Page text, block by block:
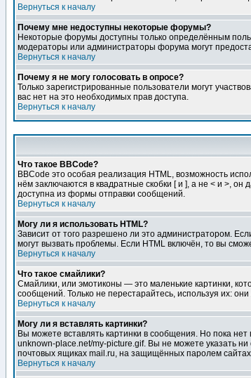
Вернуться к началу
Почему мне недоступны некоторые форумы?
Некоторые форумы доступны только определённым
модераторы или администраторы форума могут
Вернуться к началу
Почему я не могу голосовать в опросе?
Только зарегистрированные пользователи могут
вас нет на это необходимых прав доступа.
Вернуться к началу
Что такое BBCode?
BBCode это особая реализация HTML, возможность
нём заключаются в квадратные скобки [ и ], а не < и >,
доступна из формы отправки сообщений.
Вернуться к началу
Могу ли я использовать HTML?
Зависит от того разрешено ли это администратором.
могут вызвать проблемы. Если HTML включён, то вы
Вернуться к началу
Что такое смайлики?
Смайлики, или эмотиконы — это маленькие картинки,
сообщений. Только не перестарайтесь, используя их:
Вернуться к началу
Могу ли я вставлять картинки?
Вы можете вставлять картинки в сообщения. Но пока
unknown-place.net/my-picture.gif. Вы не можете указать
почтовых ящиках mail.ru, на защищённых паролем
Вернуться к началу